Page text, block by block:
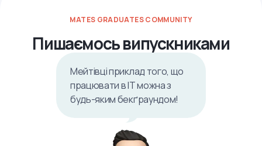
MATES GRADUATES COMMUNITY
Пишаємось випускниками
Мейтівці приклад того, що
працювати в ІТ можна з
будь-яким бекґраундом!